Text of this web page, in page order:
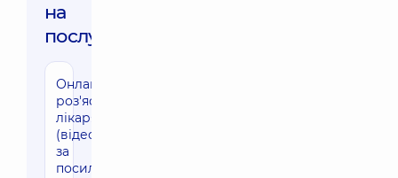
на
послуги:
Онлайн-
роз'яснення
лікаря 30 хв
(відеозв'язок
за
посиланням